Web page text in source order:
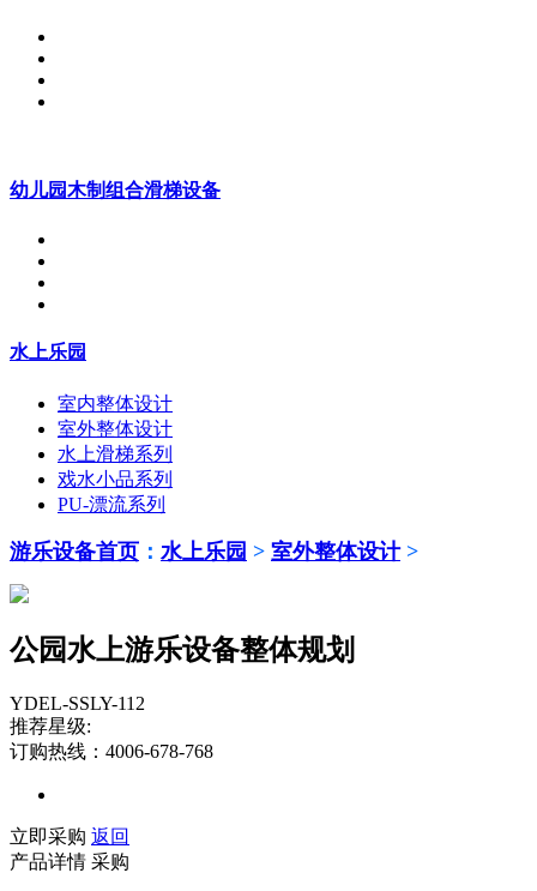
幼儿园木制组合滑梯设备
水上乐园
室内整体设计
室外整体设计
水上滑梯系列
戏水小品系列
PU-漂流系列
游乐设备首页 ： 水上乐园 > 室外整体设计>
公园水上游乐设备整体规划
YDEL-SSLY-112
推荐星级:
订购热线：4006-678-768
立即采购 返回
产品详情 采购